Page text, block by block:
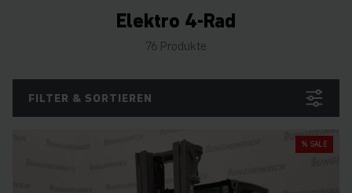
Elektro 4-Rad
76 Produkte
FILTER & SORTIEREN
% SALE